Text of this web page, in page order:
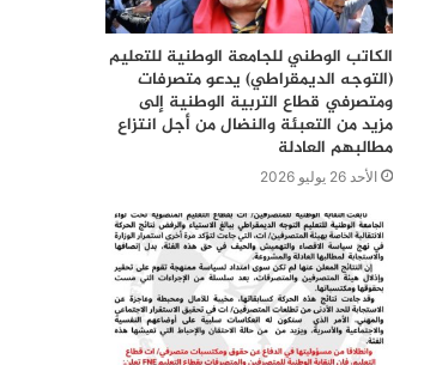
الكاتب الوطني للجامعة الوطنية للتعليم
(التوجه الديمقراطي) يدعو متصرفات
ومتصرفي قطاع التربية الوطنية إلى
مزيد من التعبئة والنضال من أجل انتزاع
مطالبهم العادلة
الأحد 26 يوليو 2026